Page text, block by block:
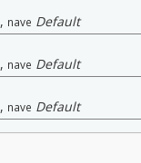
, nave Default
, nave Default
, nave Default